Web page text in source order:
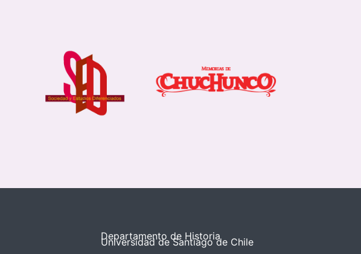
Departamento de Historia
Universidad de Santiago de Chile